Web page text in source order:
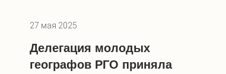
27 мая 2025
Делегация молодых
географов РГО приняла